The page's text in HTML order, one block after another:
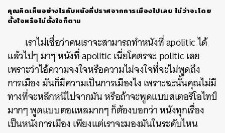
คุณคิดเห็นอย่างไรกับหนังที่ปราศจากการเมืองไปเลย ไม่ว่าจะโดย
ตั้งใจหรือไม่ตั้งใจก็ตาม
เราไม่เชื่อว่าคนเราจะสามารถทำหนังที่ apolitic ได้
แล้วไปๆ มาๆ หนังที่ apolitic เนี่ยโคตรจะ politic เลย
เพราะว่าไอ้ความจงใจหรือความไม่จงใจที่จะไม่พูดถึง
การเมือง มันก็มีความเป็นการเมืองไง เพราะฉะนั้นคุณไม่มี
ทางที่จะหลีกหนีไปจากมัน หรือถ้าจะพูดแบบสเตอริโอไทป์
มากๆ พูดแบบตอแหลมากๆ ก็ต้องบอกว่า หนังทุกเรื่อง
เป็นหนังการเมือง เพียงแต่เราจะมองมันในระดับไหน